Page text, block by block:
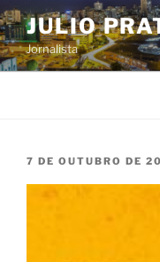
Pular
para
o
conteúdo
JULIO
Jornalista
PUBLICADO
7 DE OUTUBRO DE